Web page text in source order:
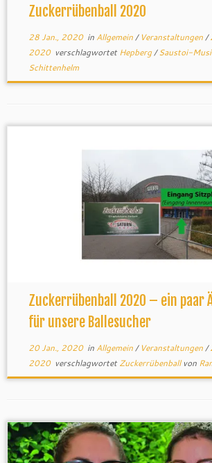
Zuckerrübenball 2020
28 Jan., 2020in Allgemein/ Veranstaltungen/
2020 verschlagwortetHepberg/Saustoi-Musi
Schittenhelm
Zuckerrübenball 2020 – ein paar
für unsere Ballesucher
20 Jan., 2020in Allgemein/ Veranstaltungen/
2020 verschlagwortetZuckerrübenballvon